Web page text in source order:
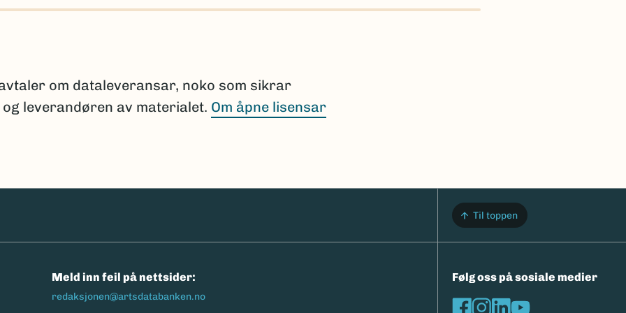
dersom en slik sammenligning ikke er
registrert i Norge.
om dataleveransar, noko som sikrar
leverandøren av materialet. Om åpne lisensar
Til toppen
Meld inn feil på nettsider:
redaksjonen@artsdatabanken.no
Følg oss på sosiale medier